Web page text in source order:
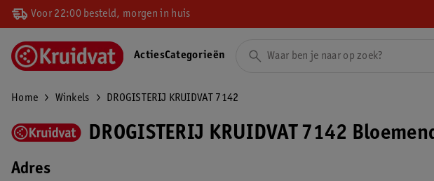
Voor 22:00 besteld, morgen in huis
ActiesCategorieën
Home Winkels DROGISTERIJ KRUIDVAT 7142
DROGISTERIJ KRUIDVAT 7142
Adres